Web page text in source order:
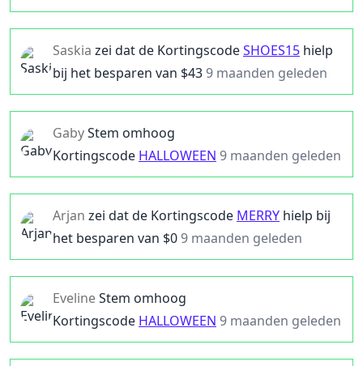
Saskia zei dat de KortingscodeSHOES15 hielp
bij het besparen van $439 maanden geleden
GabyStem omhoog
Kortingscode HALLOWEEN 9 maanden geleden
Arjan zei dat de Kortingscode MERRY hielp bij
het besparen van $09 maanden geleden
EvelineStem omhoog
Kortingscode HALLOWEEN 9 maanden geleden